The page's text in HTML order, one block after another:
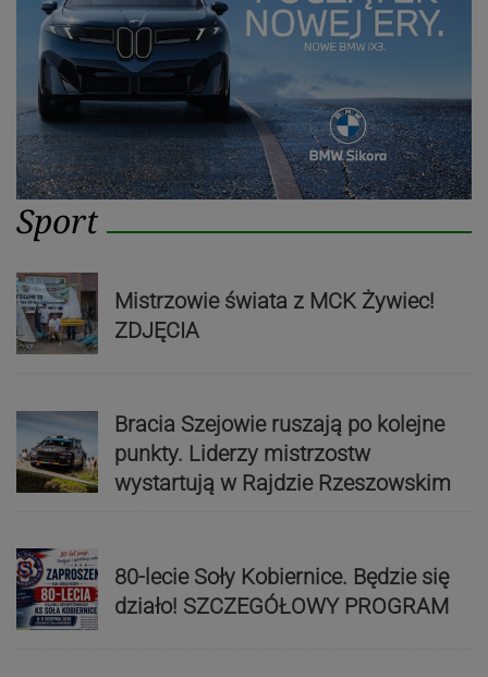
Sport
Mistrzowie świata z MCK Żywiec!
ZDJĘCIA
Bracia Szejowie ruszają po kolejne
punkty. Liderzy mistrzostw
wystartują w Rajdzie Rzeszowskim
80-lecie Soły Kobiernice. Będzie się
działo! SZCZEGÓŁOWY PROGRAM